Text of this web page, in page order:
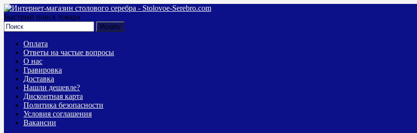
Быстрый поиск товара
Оплата
Ответы на частые вопросы
О нас
Гравировка
Доставка
Нашли дешевле?
Дисконтная карта
Политика безопасности
Условия соглашения
Вакансии